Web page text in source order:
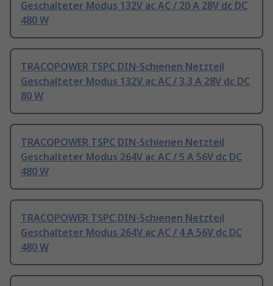
Geschalteter Modus 132V ac AC / 20 A 28V dc DC
480 W
TRACOPOWER TSPC DIN-Schienen Netzteil
Geschalteter Modus 132V ac AC / 3.3 A 28V dc DC
80 W
TRACOPOWER TSPC DIN-Schienen Netzteil
Geschalteter Modus 264V ac AC / 5 A 56V dc DC
480 W
TRACOPOWER TSPC DIN-Schienen Netzteil
Geschalteter Modus 264V ac AC / 4 A 56V dc DC
480 W